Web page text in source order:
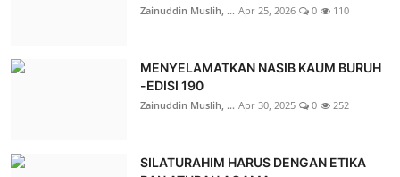
Zainuddin Muslih, ... Apr 25, 2026 0 110
MENYELAMATKAN NASIB KAUM BURUH
-EDISI 190
Zainuddin Muslih, ... Apr 30, 2025 0 252
SILATURAHIM HARUS DENGAN ETIKA